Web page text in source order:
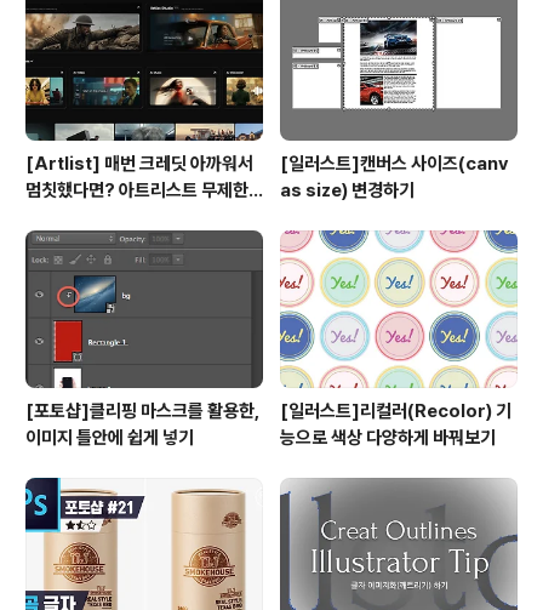
[Artlist] 매번 크레딧 아까워서
멈칫했다면? 아트리스트 무제한
[일러스트]캔버스 사이즈(canv
as size) 변경하기
[포토샵]클리핑 마스크를 활용한,
이미지 틀안에 쉽게 넣기
[일러스트]리컬러(Recolor) 기
능으로 색상 다양하게 바꿔보기